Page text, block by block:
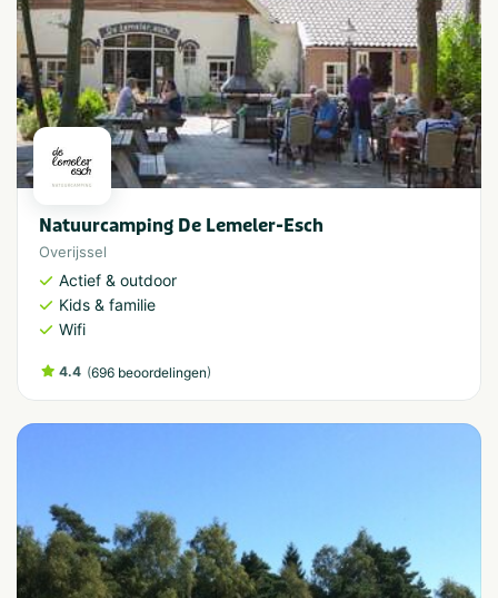
Natuurcamping De Lemeler-Esch
Overijssel
Actief & outdoor
Kids & familie
Wifi
4.4 (696 beoordelingen)